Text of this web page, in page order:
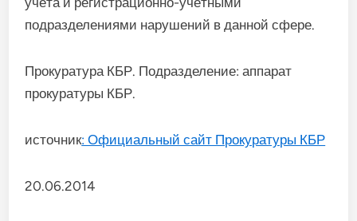
подразделениями нарушений в данной сфере.
Прокуратура КБР. Подразделение: аппарат
прокуратуры КБР.
источник: Официальный сайт Прокуратуры КБР
20.06.2014